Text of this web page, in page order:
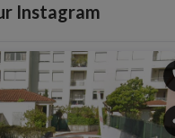
Instagram